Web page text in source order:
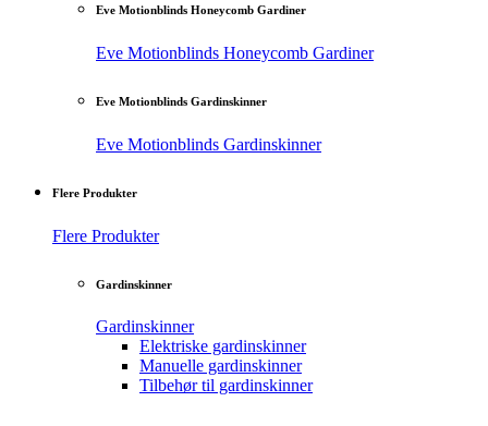
Eve Motionblinds Honeycomb Gardiner
Eve Motionblinds Honeycomb Gardiner
Eve Motionblinds Gardinskinner
Eve Motionblinds Gardinskinner
Flere Produkter
Flere Produkter
Gardinskinner
Gardinskinner
Elektriske gardinskinner
Manuelle gardinskinner
Tilbehør til gardinskinner